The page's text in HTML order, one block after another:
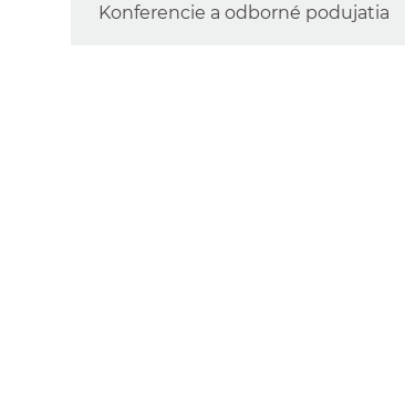
Konferencie a odborné podujatia